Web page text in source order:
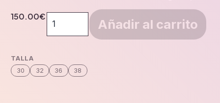
TALLA
30 32 36 38
150.00€
gold
classic
lace
Añadir al carrito